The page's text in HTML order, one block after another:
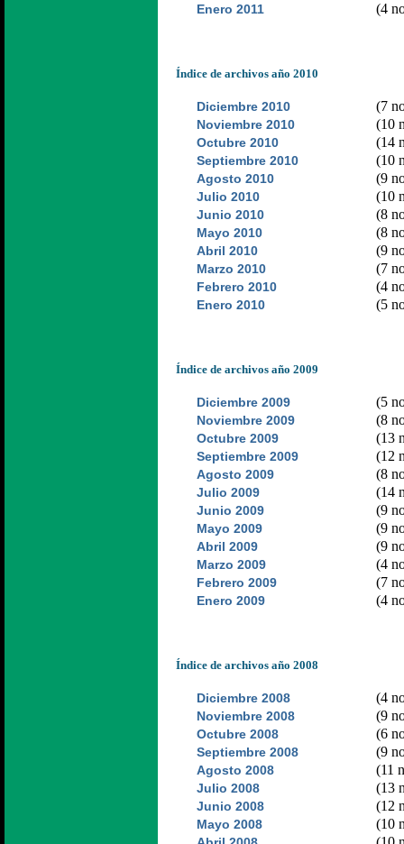
Enero 2011 (4
Índice de archivos año 2010
Diciembre 2010 (7
Noviembre 2010 (10
Octubre 2010 (14
Septiembre 2010 (10
Agosto 2010 (9
Julio 2010 (10
Junio 2010 (8
Mayo 2010 (8
Abril 2010 (9
Marzo 2010 (7
Febrero 2010 (4
Enero 2010 (5
Índice de archivos año 2009
Diciembre 2009 (5
Noviembre 2009 (8
Octubre 2009 (13
Septiembre 2009 (12
Agosto 2009 (8
Julio 2009 (14
Junio 2009 (9
Mayo 2009 (9
Abril 2009 (9
Marzo 2009 (4
Febrero 2009 (7
Enero 2009 (4
Índice de archivos año 2008
Diciembre 2008 (4
Noviembre 2008 (9
Octubre 2008 (6
Septiembre 2008 (9
Agosto 2008 (11
Julio 2008 (13
Junio 2008 (12
Mayo 2008 (10